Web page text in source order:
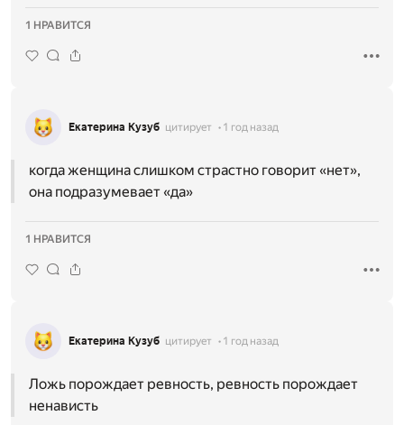
1 НРАВИТСЯ
Екатерина Кузуб цитирует 1 год назад
когда женщина слишком страстно говорит «нет»,
она подразумевает «да»
1 НРАВИТСЯ
Екатерина Кузуб цитирует 1 год назад
Ложь порождает ревность, ревность порождает
ненависть